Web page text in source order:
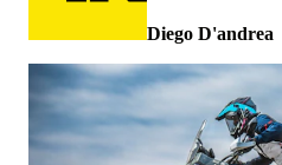
Diego D'andrea